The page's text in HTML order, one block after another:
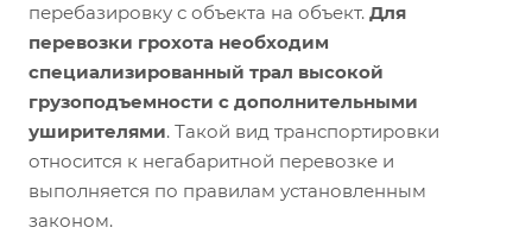
перебазировку с объекта на объект. Для
перевозки грохота необходим
специализированный трал высокой
грузоподъемности с дополнительными
уширителями. Такой вид транспортировки
относится к негабаритной перевозке и
выполняется по правилам установленным
законом.